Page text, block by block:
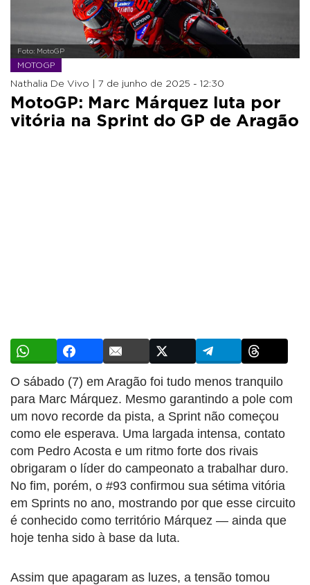
Foto: MotoGP
MOTOGP
Nathalia De Vivo | 7 de junho de 2025 - 12:30
MotoGP: Marc Márquez luta por
vitória na Sprint do GP de Aragão
O sábado (7) em Aragão foi tudo menos tranquilo
para Marc Márquez. Mesmo garantindo a pole com
um novo recorde da pista, a Sprint não começou
como ele esperava. Uma largada intensa, contato
com Pedro Acosta e um ritmo forte dos rivais
obrigaram o líder do campeonato a trabalhar duro.
No fim, porém, o #93 confirmou sua sétima vitória
em Sprints no ano, mostrando por que esse circuito
é conhecido como território Márquez — ainda que
hoje tenha sido à base da luta.
Assim que apagaram as luzes, a tensão tomou